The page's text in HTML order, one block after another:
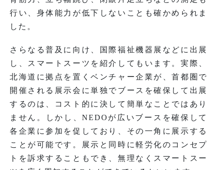
行い、身体能力が低下しないことも確かめられま
した。
さらなる普及に向け、国際福祉機器展などに出展
し、スマートスーツを紹介してもいます。実際、
北海道に拠点を置くベンチャー企業が、首都圏で
開催される展示会に単独でブースを確保して出展
するのは、コスト的に決して簡単なことではあり
ません。しかし、NEDOが広いブースを確保して
各企業に参加を促しており、その一角に展示する
ことが可能です。展示と同時に軽労化のコンセプ
トを訴求することもでき、無理なくスマートスー